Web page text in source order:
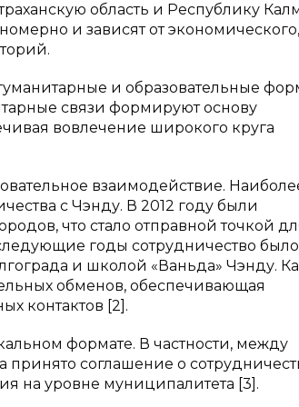
область и Республику
и зависят от экономического,
и образовательные
связи формируют основу
вовлечение широкого круга
взаимодействие.
с Чэнду. В 2012 году были
что стало отправной точкой
годы сотрудничество было
и школой «Ваньда» Чэнду.
обменов, обеспечивающая
контактов [2].
формате. В частности, между
соглашение о
на уровне муниципалитета [3].